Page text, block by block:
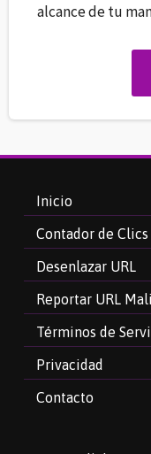
alcance de tu
Inicio
Contador de Clics
Desenlazar URL
Reportar URL
Términos de
Privacidad
Contacto